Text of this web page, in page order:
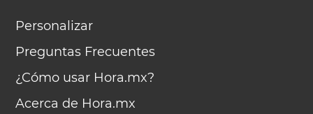
Personalizar
Preguntas Frecuentes
¿Cómo usar Hora.mx?
Acerca de Hora.mx